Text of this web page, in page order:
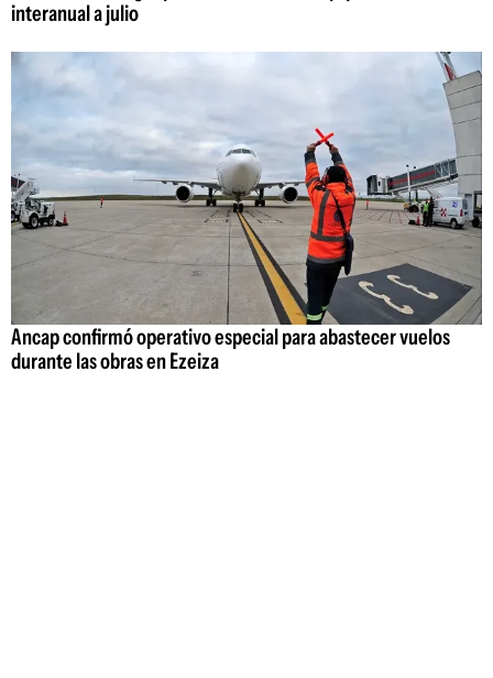
interanual a julio
Ancap confirmó operativo especial para abastecer vuelos
durante las obras en Ezeiza